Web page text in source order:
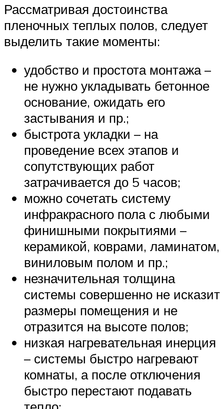
Рассматривая достоинства
пленочных теплых полов, следует
выделить такие моменты:
удобство и простота монтажа –
не нужно укладывать бетонное
основание, ожидать его
застывания и пр.;
быстрота укладки – на
проведение всех этапов и
сопутствующих работ
затрачивается до 5 часов;
можно сочетать систему
инфракрасного пола с любыми
финишными покрытиями –
керамикой, коврами, ламинатом,
виниловым полом и пр.;
незначительная толщина
системы совершенно не исказит
размеры помещения и не
отразится на высоте полов;
низкая нагревательная инерция
– системы быстро нагревают
комнаты, а после отключения
быстро перестают подавать